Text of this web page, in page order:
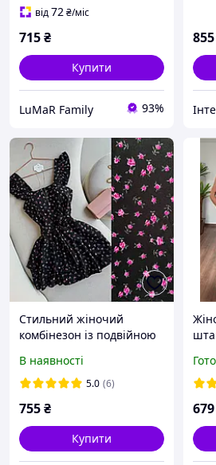
від72₴/міс
715₴
Купити
LuMaR Family 93%
855
Стильний жіночий
комбінезон із подвійною
чашками софт принт SM
LXL білий чорний м'ятний
В наявності
5.0 (6)
755₴
Купити
679